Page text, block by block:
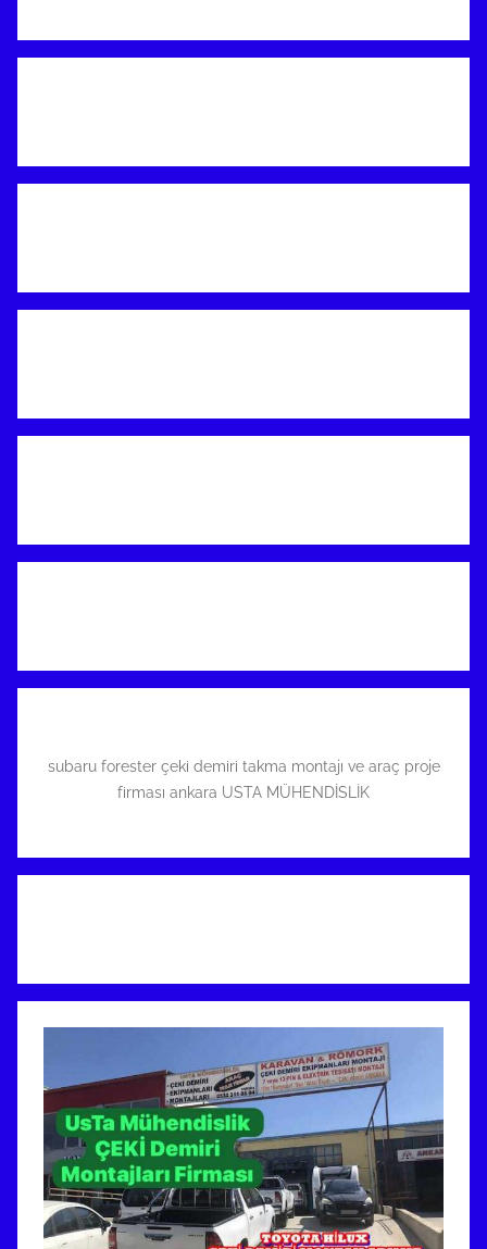
subaru forester çeki demiri takma montajı ve araç proje
firması ankara USTA MÜHENDİSLİK